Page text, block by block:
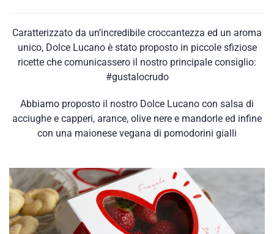
Caratterizzato da un’incredibile croccantezza ed un aroma
unico, Dolce Lucano è stato proposto in piccole sfiziose
ricette che comunicassero il nostro principale consiglio:
#gustalocrudo
Abbiamo proposto il nostro Dolce Lucano con salsa di
acciughe e capperi, arance, olive nere e mandorle ed infine
con una maionese vegana di pomodorini gialli